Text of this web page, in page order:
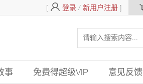
[ 登录 / 新用户注册 ]
事 免费得超级VIP 意见反馈